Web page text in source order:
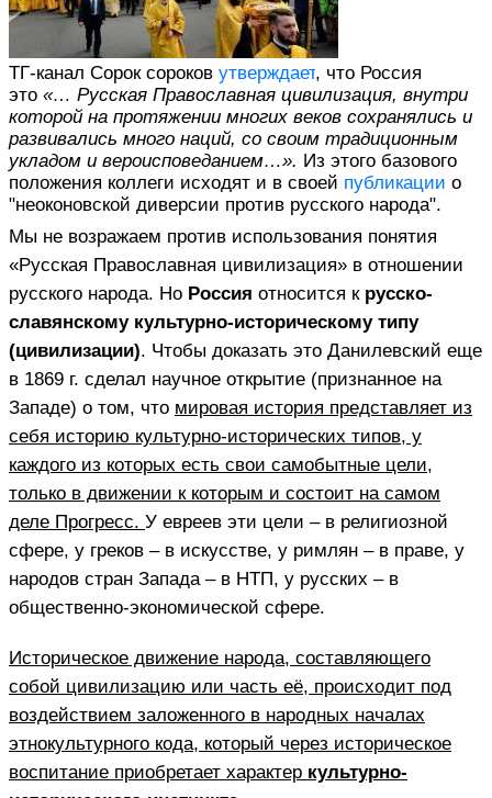
ТГ-канал Сорок сороков утверждает, что Россия
это «… Русская Православная цивилизация, внутри
которой на протяжении многих веков сохранялись и
развивались много наций, со своим традиционным
укладом и вероисповеданием…». Из этого базового
положения коллеги исходят и в своей публикации о
"неоконовской диверсии против русского народа".
Мы не возражаем против использования понятия
«Русская Православная цивилизация» в отношении
русского народа. Но Россия относится к русско-
славянскому культурно-историческому типу
(цивилизации). Чтобы доказать это Данилевский еще
в 1869 г. сделал научное открытие (признанное на
Западе) о том, что мировая история представляет из
себя историю культурно-исторических типов, у
каждого из которых есть свои самобытные цели,
только в движении к которым и состоит на самом
деле Прогресс. У евреев эти цели – в религиозной
сфере, у греков – в искусстве, у римлян – в праве, у
народов стран Запада – в НТП, у русских – в
общественно-экономической сфере.
Историческое движение народа, составляющего
собой цивилизацию или часть её, происходит под
воздействием заложенного в народных началах
этнокультурного кода, который через историческое
воспитание приобретает характер культурно-